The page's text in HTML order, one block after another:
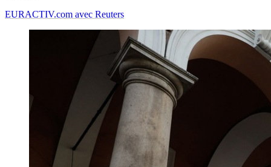
EURACTIV.com avec Reuters